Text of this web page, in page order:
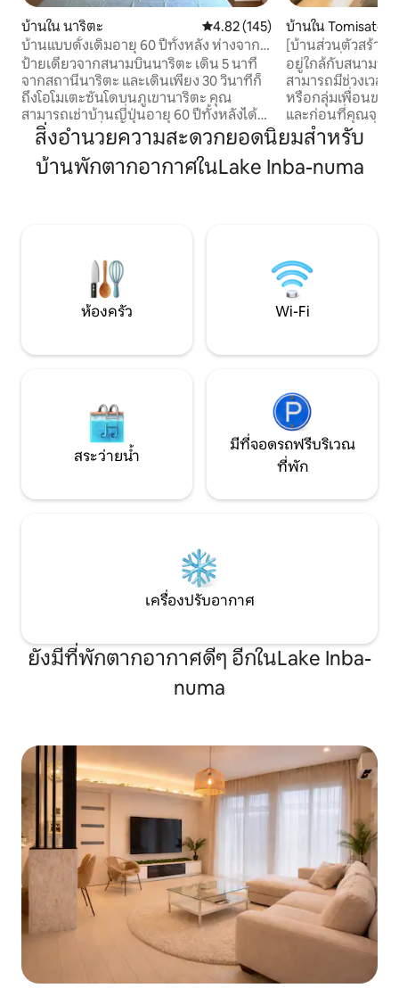
บ้านใน นาริตะ คะแนนเฉลี่ย 4.82 จาก 5, 145 รีวิว
4.82 (145)
บ้านแบบดั้งเดิมอายุ 60 ปีทั้งหลัง ห่างจาก
สนามบิน 1 ป้าย
ป้ายเดียวจากสนามบินนาริตะ เดิน 5 นาที
จากสถานีนาริตะ และเดินเพียง 30 วินาทีก็
ถึงโอโมเตะซันโดบนภูเขานาริตะ คุณ
สามารถเช่าบ้านญี่ปุ่นอายุ 60 ปีทั้งหลังได้
สูงสุด 9 คน เมื่อออกมานอกประตูหน้าและ
ขึ้นบันได คุณจะพบกับความวุ่นวายของ
ถนนสายหลักที่มีร้านอาหารและร้านขาย
ต้นเดือนเมษายน คุณสามารถเพลิดเพลิน
กับวิวแถวต้นซากุระที่ออกดอก เพลิดเพลิน
กับช่วงเวลาผ่อนคลายที่มีเอกลักษณ์เฉพาะ
ของญี่ปุ่นด้วยฟูกนอนกึ่งดับเบิลหนา 10
คุณสามารถใช้เวลาผ่อนคลายในที่พักที่มี
เอกลักษณ์ของบ้านเก่า ตั้งอยู่ในทำเลที่
สะดวกสำหรับการเข้าพักก่อนหรือหลัง
เที่ยวบินในตอนเช้าตรู่หรือดึก นอกจากนี้
ยังอาจมีบริการเช็กอินก่อนเวลาหรือเช็กเอา
คุณ โดยมีค่าธรรมเนียม ขึ้นอยู่กับ
สถานการณ์ ดังนั้นโปรดติดต่อเราได้เสมอ
บ้านใน Tomisato
[บ้านส่วนตัวสร้าง
ทางเข้าญี่ปุ่นบริก
ตะ!ใกล้ซูเปอร์มาร์
อาหารมากมาย]
อยู่ใกล้กับสนามบิ
สามารถมีช่วงเวล
หรือกลุ่มเพื่อนขอ
และก่อนที่คุณจะออกจาก
ริตะและสถานีที่ใก
สถานีคิตสึโนะโด ห
บริการรับส่งฟรี ・
Premium Outlet ใ
โดย→รถยนต์ 12 น
EOne Mall Narita
ใกล้เคียงหลายแห่
ชั่วโมงโดย→รถยนต์ เดิน 5 นาทีถึงร้
ขาย→ยา 24 ชั่วโมง
มาร์เก็→ต 24 ชั่วโม
มากมายภายใน→ 10 นาที [แ
พื้นที่ส่วนตัวในที่พั
เหมือนอยู่บ้านกับคร
สามารถทำอาหาร
อาหารและการสน
สิ่งอำนวยความสะดวกยอดนิยมสำหรับ
บ้านพักตากอากาศในLake Inba-numa
ห้องครัว Wi-Fi
สระว่ายน้ำ
มีที่จอดรถฟรีบริเวณ
ที่พัก
เครื่องปรับอากาศ
ยังมีที่พักตากอากาศดีๆ อีกในLake Inba-
numa